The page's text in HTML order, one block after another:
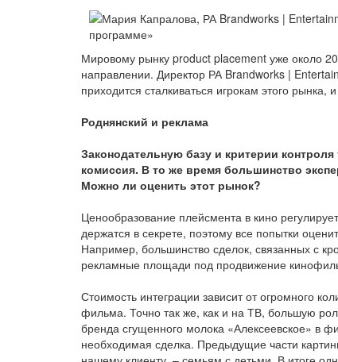
Мировому рынку product placement уже около
направлении. Директор РА Brandworks |
приходится сталкиваться игрокам этого
Роднянский и реклама
Законодательную базу и критерии
комиссия. В то же время большинство
Можно ли оценить этот рынок?
Ценообразование плейсмента в кино
держатся в секрете, поэтому все попытки
Например, большинство сделок, связанных с
рекламные площади под продвижение
Стоимость интеграции зависит от огромного
фильма. Точно так же, как и на ТВ, большую
бренда сгущенного молока «Алексеевское» в
необходимая сделка. Предыдущие части